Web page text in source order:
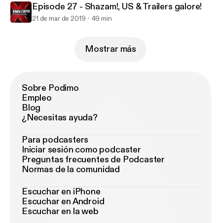
Episode 27 - Shazam!, US & Trailers galore!
21 de mar de 2019 49 min
Mostrar más
Sobre Podimo
Empleo
Blog
¿Necesitas ayuda?
Para podcasters
Iniciar sesión como podcaster
Preguntas frecuentes de Podcaster
Normas de la comunidad
Escuchar en iPhone
Escuchar en Android
Escuchar en la web